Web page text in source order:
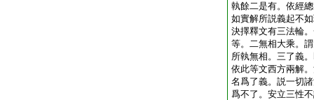
執餘二是有。依經
如實解所説義起不
決擇釋文有三法輪
等。二無相大乘。
所執無相。三了義
依此等文西方兩解
名爲了義。説一切
爲不了。安立三性